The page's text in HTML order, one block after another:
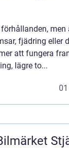
men
fjädring eller
att fungera
lägre to...